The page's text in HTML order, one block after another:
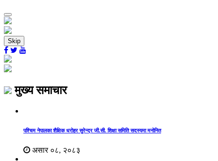
Toggle
navigation
Skip
मुख्य समाचार
पश्चिम नेपालका शैक्षिक धरोहर सुरेन्द्र जी.सी. शिक्षा समिति सदस्यमा मनोनित
असार ०८, २०८३